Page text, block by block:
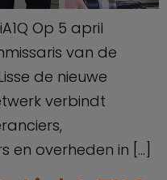
Op 5 april
van de
de nieuwe
verbindt
en overheden in […]